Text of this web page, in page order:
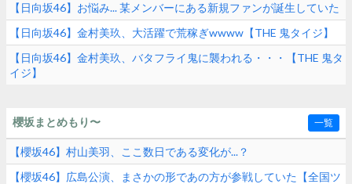
【日向坂46】お悩み... 某メンバーにある新規ファンが誕生していた
【日向坂46】金村美玖、大活躍で荒稼ぎwwww【THE 鬼タイジ】
【日向坂46】金村美玖、バタフライ鬼に襲われる・・・【THE 鬼タ
イジ】
櫻坂まとめもり〜 一覧
【櫻坂46】村山美羽、ここ数日である変化が...？
【櫻坂46】広島公演、まさかの形であの方が参戦していた【全国ツ